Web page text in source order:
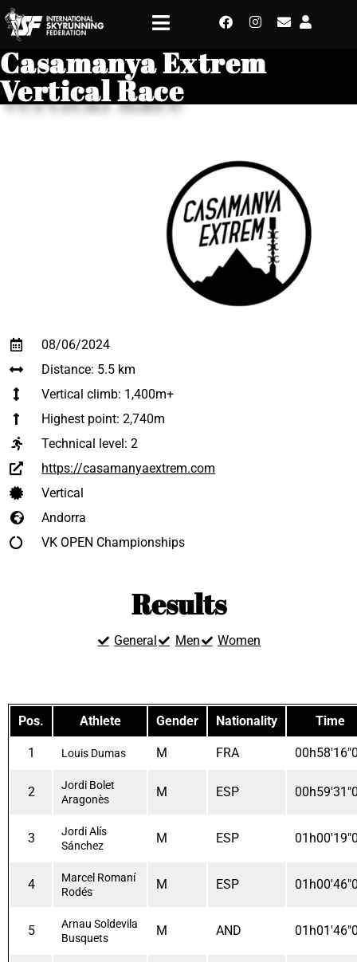
Casamanya Extrem
Vertical Race
08/06/2024
Distance: 5.5 km
Vertical climb: 1,400m+
Highest point: 2,740m
Technical level:2
https://casamanyaextrem.com
Vertical
Andorra
VK OPEN Championships
Results
General Men Women
Pos. Athlete Gender Nationality Time
1 Louis Dumas M FRA
2
Jordi Bolet
Aragonès
M ESP
3
Jordi Alís
Sánchez
M ESP
4
Marcel Romaní
Rodés
M ESP
5
Arnau Soldevila
Busquets
M AND